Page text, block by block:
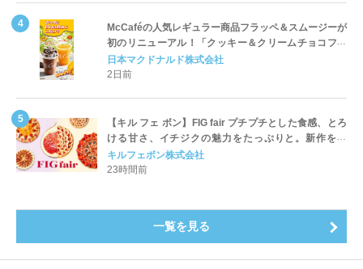
McCaféの人気レギュラー商品フラッペ＆スムージーが
初のリニューアル！「クッキー＆クリームチョコフラ
ッペ」「マンゴースムージー」8月5日（水）から販売
開始
日本マクドナルド株式会社
2日前
【キル フェ ボン】FIG fair プチプチとした食感、とろ
ける甘さ、イチジクの魅力をたっぷりと。新作を含
め、イチジク尽くしの全4種が登場8月20日（木）スタ
ート
キルフェボン株式会社
23時間前
一覧を見る